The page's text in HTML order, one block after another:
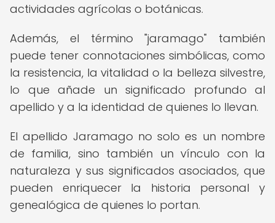
actividades agrícolas o botánicas.
Además, el término "jaramago" también
puede tener connotaciones simbólicas, como
la resistencia, la vitalidad o la belleza silvestre,
lo que añade un significado profundo al
apellido y a la identidad de quienes lo llevan.
El apellido Jaramago no solo es un nombre
de familia, sino también un vínculo con la
naturaleza y sus significados asociados, que
pueden enriquecer la historia personal y
genealógica de quienes lo portan.